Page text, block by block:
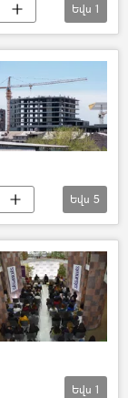
Եվս 1
Եվս 5
Եվս 1